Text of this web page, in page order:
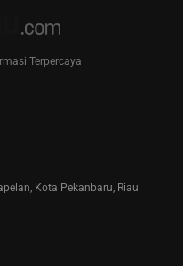
Terpercaya
Kota Pekanbaru, Riau